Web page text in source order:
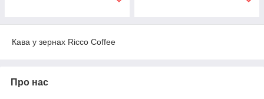
Кава у зернах Ricco Coffee
Про нас